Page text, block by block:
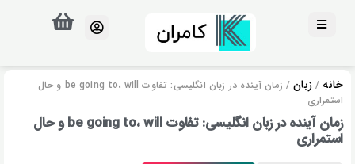
خانه /زبان
/ زمان آینده در زبان انگلیسی: تفاوت be going to، will و حال
استمراری
زمان آینده در زبان انگلیسی: تفاوت be going to، will و حال
استمراری